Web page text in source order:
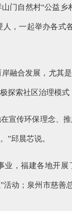
门自然村“公益
，一起举办各
融合发展，尤其
探索社区治理模
宣传环保理念、
”邱晨芯说。
，福建各地开
动；泉州市慈